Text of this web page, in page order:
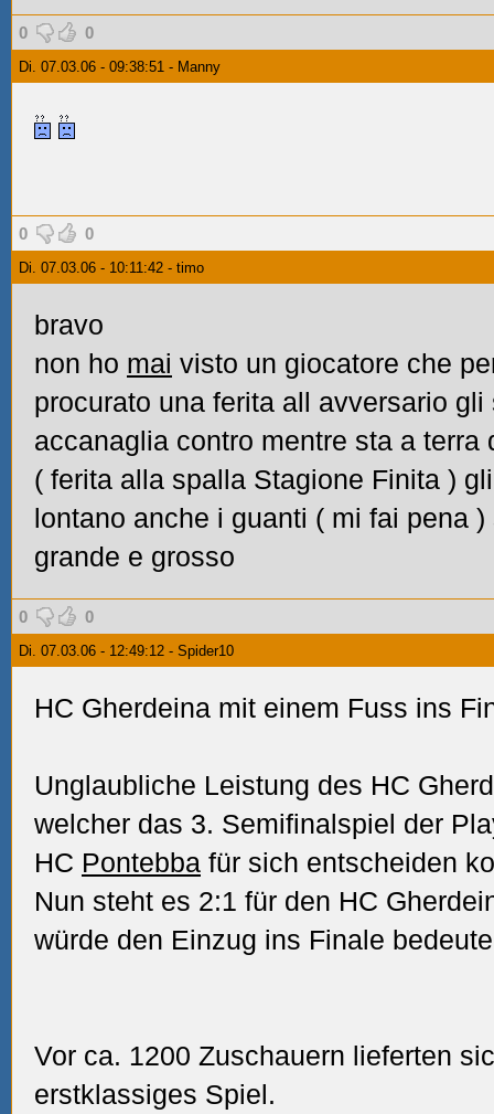
0 0
Di. 07.03.06 - 09:38:51 - Manny
0 0
Di. 07.03.06 - 10:11:42 - timo
bravo
non ho mai visto un giocatore che
procurato una ferita all avversario gli
accanaglia contro mentre sta a terra
( ferita alla spalla Stagione Finita )
lontano anche i guanti ( mi fai pena )
grande e grosso
0 0
Di. 07.03.06 - 12:49:12 - Spider10
HC Gherdeina mit einem Fuss ins
Unglaubliche Leistung des HC
welcher das 3. Semifinalspiel der
HC Pontebba für sich entscheiden
Nun steht es 2:1 für den HC
würde den Einzug ins Finale
Vor ca. 1200 Zuschauern lieferten
erstklassiges Spiel.